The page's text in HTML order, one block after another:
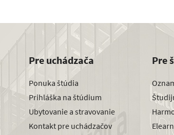
Pre uchádzača
Ponuka štúdia
Prihláška na štúdium
Ubytovanie a stravovanie
Kontakt pre uchádzačov
Pre